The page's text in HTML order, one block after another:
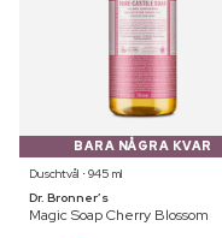
BARA NÅGRA KVAR
Duschtvål ⋅ 945 ml
Dr. Bronner’s
Magic Soap Cherry Blossom